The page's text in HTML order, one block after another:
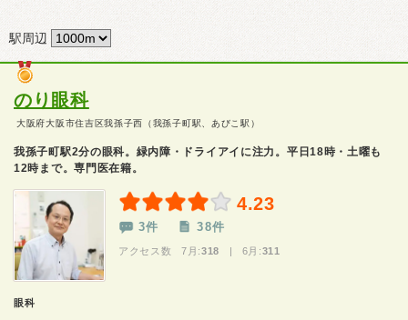
駅周辺
のり眼科
大阪府大阪市住吉区我孫子西（我孫子町駅、あびこ駅）
我孫子町駅2分の眼科。緑内障・ドライアイに注力。平日18時・土曜も
12時まで。専門医在籍。
4.23
3件 38件
アクセス数 7月:318 | 6月:311
眼科